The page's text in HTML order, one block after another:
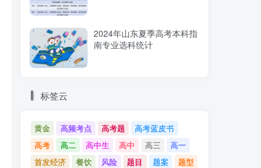
2024年山东夏季高考本科指
南专业选科统计
标签云
黄金 高频考点 高考题
高考蓝皮书
高考
高二 高中生 高中 高三
高一
首发经济
餐饮 风险 题目 题案
题型